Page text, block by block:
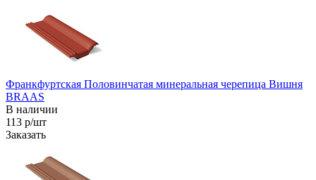
Франкфуртская Половинчатая минеральная черепица Вишня
BRAAS
В наличии
113 р/шт
Заказать